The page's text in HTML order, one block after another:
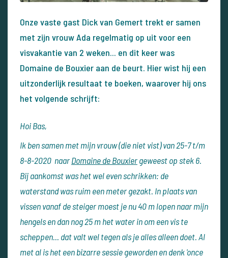
Onze vaste gast Dick van Gemert trekt er samen
met zijn vrouw Ada regelmatig op uit voor een
visvakantie van 2 weken... en dit keer was
Domaine de Bouxier aan de beurt. Hier wist hij een
uitzonderlijk resultaat te boeken, waarover hij ons
het volgende schrijft:
Hoi Bas,
Ik ben samen met mijn vrouw (die niet vist) van 25-7 t/m
8-8-2020 naarDomaine de Bouxiergeweest op stek 6.
Bij aankomst was het wel even schrikken: de
waterstand was ruim een meter gezakt. In plaats van
vissen vanaf de steiger moest je nu 40 m lopen naar mijn
hengels en dan nog 25 m het water in om een vis te
scheppen... dat valt wel tegen als je alles alleen doet. Al
met al is het een bizarre sessie geworden en denk 'once